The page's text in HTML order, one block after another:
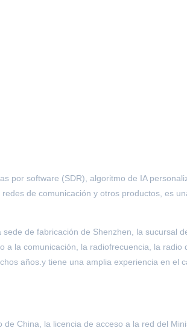
por software (SDR), algoritmo de IA
de comunicación y otros productos, es
de fabricación de Shenzhen, la sucursal
a la comunicación, la radiofrecuencia, la radio
años.y tiene una amplia experiencia en el
China, la licencia de acceso a la red del